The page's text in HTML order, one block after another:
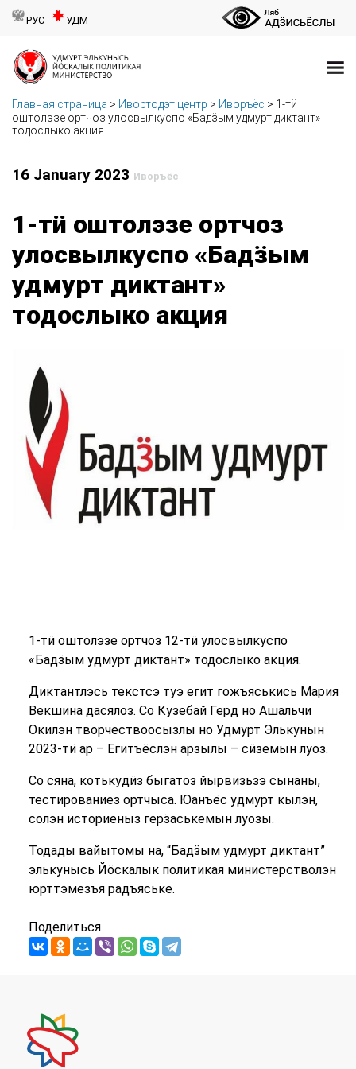
РУС УДМ
Главная страница > Ивортодэт центр > Иворъёс > 1-тӥ
оштолэзе ортчоз улосвылкуспо «Бадӟым удмурт диктант»
тодослыко акция
16 January 2023 Иворъёс
1-тӥ оштолэзе ортчоз
улосвылкуспо «Бадӟым
удмурт диктант»
тодослыко акция
1-тӥ оштолэзе ортчоз 12-тӥ улосвылкуспо
«Бадӟым удмурт диктант» тодослыко акция.
Диктантлэсь текстсэ туэ егит гожъяськись Мария
Векшина дасялоз. Со Кузебай Герд но Ашальчи
Окилэн творчествоосызлы но Удмурт Элькунын
2023-тӥ ар – Егитъёслэн арзылы – сӥземын луоз.
Со сяна, котькудӥз быгатоз йырвизьзэ сынаны,
тестированиез ортчыса. Юанъёс удмурт кылэн,
солэн историеныз герӟаськемын луозы.
Тодады вайытомы на, “Бадӟым удмурт диктант”
элькунысь Йӧскалык политикая министерстволэн
юрттэмезъя радъяське.
Поделиться